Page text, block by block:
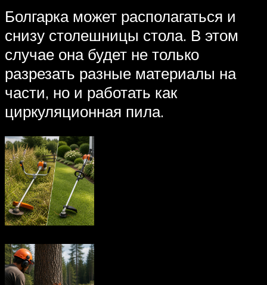
Болгарка может располагаться и
снизу столешницы стола. В этом
случае она будет не только
разрезать разные материалы на
части, но и работать как
циркуляционная пила.